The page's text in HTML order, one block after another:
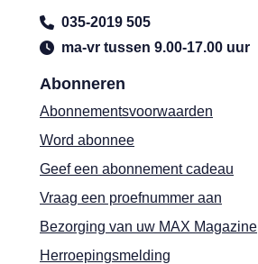
Abonneren
Abonnementsvoorwaarden
Word abonnee
Geef een abonnement cadeau
Vraag een proefnummer aan
Bezorging van uw MAX Magazine
Herroepingsmelding
035-2019 505
ma-vr tussen 9.00-17.00 uur